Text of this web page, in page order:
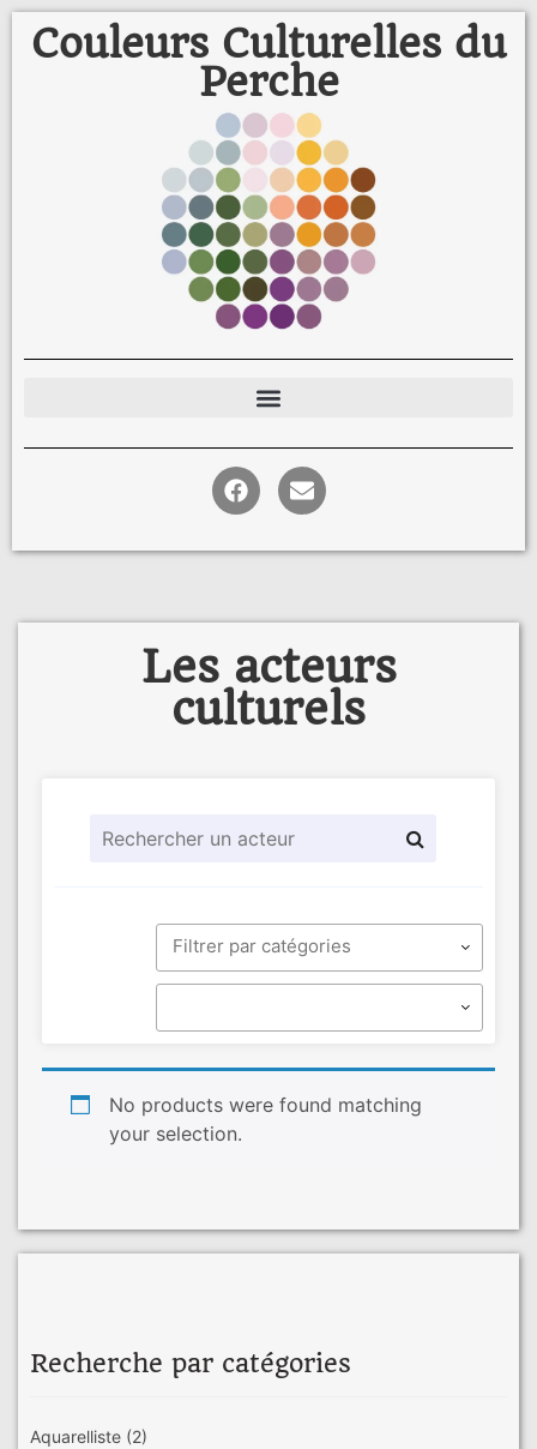
Couleurs Culturelles du
Perche
Recherche par catégories
Aquarelliste (2)
Les acteurs
culturels
No products were found matching
your selection.